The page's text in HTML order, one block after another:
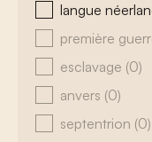
langue
première
esclavage (0)
anvers (0)
septentrion (0)